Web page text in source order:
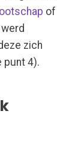
of
zich
punt 4).